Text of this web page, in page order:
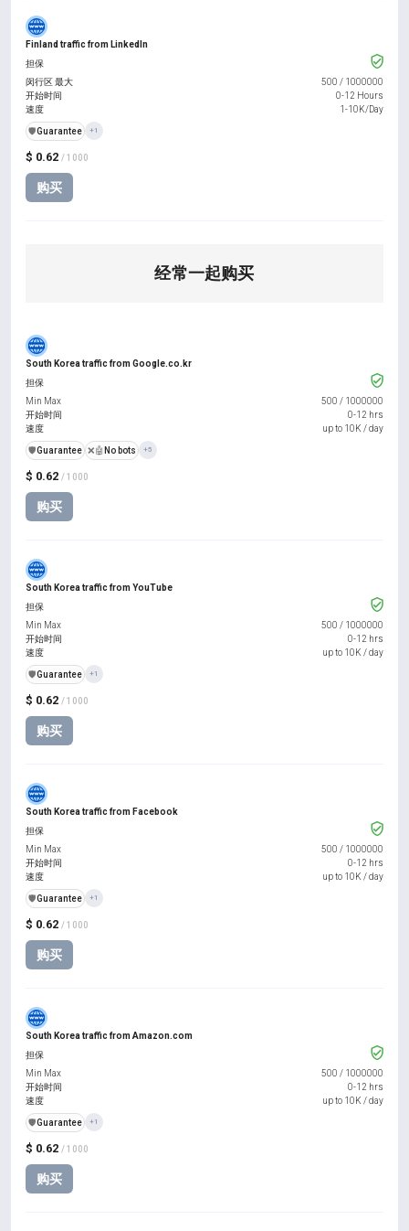
Finland traffic from LinkedIn
$ 0.62 / 1000
购买
担保
闵行区 最大
500 / 1000000
开始时间
0-12 Hours
速度
1-10K/Day
️🛡️Guarantee +1
经常一起购买
South Korea traffic from Google.co.kr
$ 0.62 / 1000
购买
担保
Min Max
500 / 1000000
开始时间
0-12 hrs
速度
up to 10K / day
️🛡️Guarantee ❌🤖 No bots +5
South Korea traffic from YouTube
$ 0.62 / 1000
购买
担保
Min Max
500 / 1000000
开始时间
0-12 hrs
速度
up to 10K / day
️🛡️Guarantee +1
South Korea traffic from Facebook
$ 0.62 / 1000
购买
担保
Min Max
500 / 1000000
开始时间
0-12 hrs
速度
up to 10K / day
️🛡️Guarantee +1
South Korea traffic from Amazon.com
$ 0.62 / 1000
购买
担保
Min Max
500 / 1000000
开始时间
0-12 hrs
速度
up to 10K / day
️🛡️Guarantee +1